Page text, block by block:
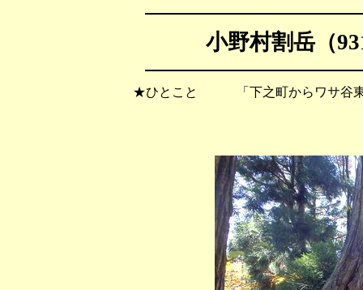
小野村割岳（
★ひとこと 「下之町からワサ谷東